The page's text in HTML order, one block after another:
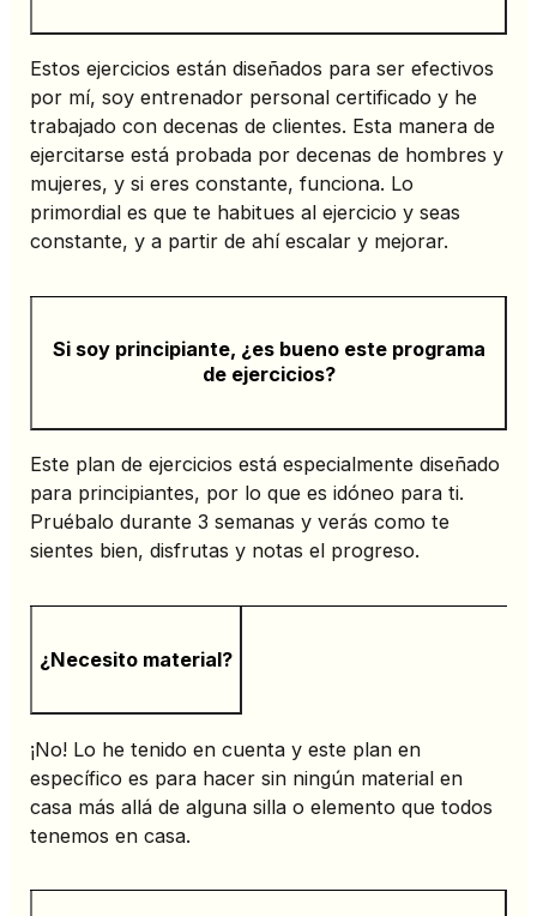
Estos ejercicios están diseñados para ser efectivos
por mí, soy entrenador personal certificado y he
trabajado con decenas de clientes. Esta manera de
ejercitarse está probada por decenas de hombres y
mujeres, y si eres constante, funciona. Lo
primordial es que te habitues al ejercicio y seas
constante, y a partir de ahí escalar y mejorar.
Si soy principiante, ¿es bueno este programa
de ejercicios?
Este plan de ejercicios está especialmente diseñado
para principiantes, por lo que es idóneo para ti.
Pruébalo durante 3 semanas y verás como te
sientes bien, disfrutas y notas el progreso.
¿Necesito material?
¡No! Lo he tenido en cuenta y este plan en
específico es para hacer sin ningún material en
casa más allá de alguna silla o elemento que todos
tenemos en casa.